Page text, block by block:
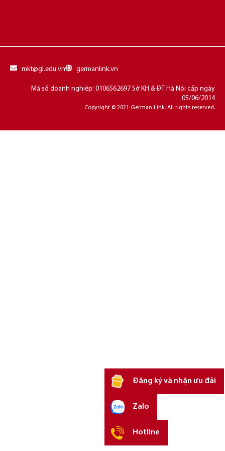
mkt@gl.edu.vn germanlink.vn
Mã số doanh nghiệp: 0106562697 Sở KH & ĐT Hà Nội cấp ngày
05/06/2014
Copyright © 2021 German Link. All rights reserved.
Đăng ký và nhận ưu đãi
Zalo
Hotline